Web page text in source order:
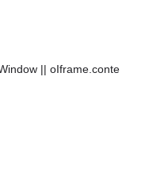
|| oIframe.conte